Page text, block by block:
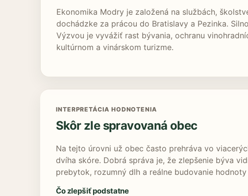
Ekonomika Modry je založená na službách,
dochádzke za prácou do Bratislavy a Pezinka.
Výzvou je vyvážiť rast bývania, ochranu
kultúrnom a vinárskom turizme.
INTERPRETÁCIA HODNOTENIA
Skôr zle spravovaná obec
Na tejto úrovni už obec často prehráva vo
dvíha skóre. Dobrá správa je, že zlepšenie býva
prebytok, rozumný dlh a reálne budovanie hodnoty
Čo zlepšiť podstatne